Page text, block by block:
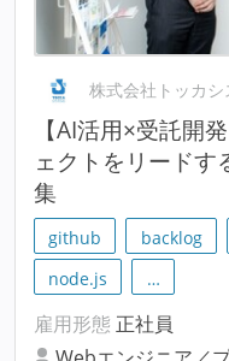
株式会社トッカ
【AI活用×受託開
ェクトをリードす
集
github backlog
node.js
…
雇用形態 正社員